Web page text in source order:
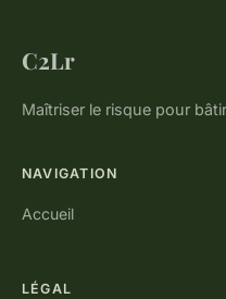
C2Lr
Maîtriser le risque pour
NAVIGATION
Accueil
LÉGAL